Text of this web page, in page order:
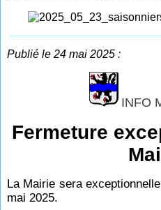
Publié le 24 mai 2025 :
INFO
Fermeture
La Mairie sera
mai 2025.